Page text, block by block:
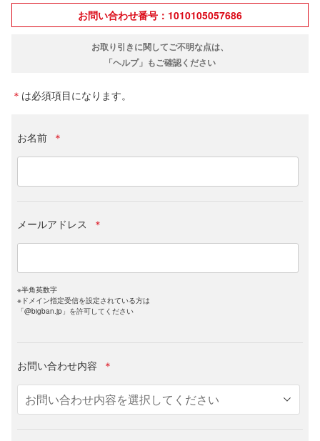
お問い合わせ番号：1010105057686
お取り引きに関してご不明な点は、
「ヘルプ」もご確認ください
＊ は必須項目になります。
お名前 ＊
メールアドレス ＊
※半角英数字
※ドメイン指定受信を設定されている方は
「@bigban.jp」を許可してください
お問い合わせ内容 ＊